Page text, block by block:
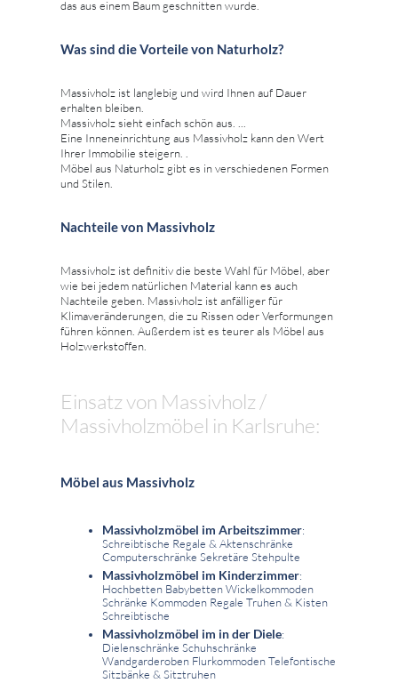
das aus einem Baum geschnitten wurde.
Was sind die Vorteile von Naturholz?
Massivholz ist langlebig und wird Ihnen auf Dauer
erhalten bleiben.
Massivholz sieht einfach schön aus. ...
Eine Inneneinrichtung aus Massivholz kann den Wert
Ihrer Immobilie steigern. .
Möbel aus Naturholz gibt es in verschiedenen Formen
und Stilen.
Nachteile von Massivholz
Massivholz ist definitiv die beste Wahl für Möbel, aber
wie bei jedem natürlichen Material kann es auch
Nachteile geben. Massivholz ist anfälliger für
Klimaveränderungen, die zu Rissen oder Verformungen
führen können. Außerdem ist es teurer als Möbel aus
Holzwerkstoffen.
Einsatz von Massivholz /
Massivholzmöbel in Karlsruhe:
Möbel aus Massivholz
Massivholzmöbel im Arbeitszimmer:
Schreibtische Regale & Aktenschränke
Computerschränke Sekretäre Stehpulte
Massivholzmöbel im Kinderzimmer:
Hochbetten Babybetten Wickelkommoden
Schränke Kommoden Regale Truhen & Kisten
Schreibtische
Massivholzmöbel im in der Diele:
Dielenschränke Schuhschränke
Wandgarderoben Flurkommoden Telefontische
Sitzbänke & Sitztruhen